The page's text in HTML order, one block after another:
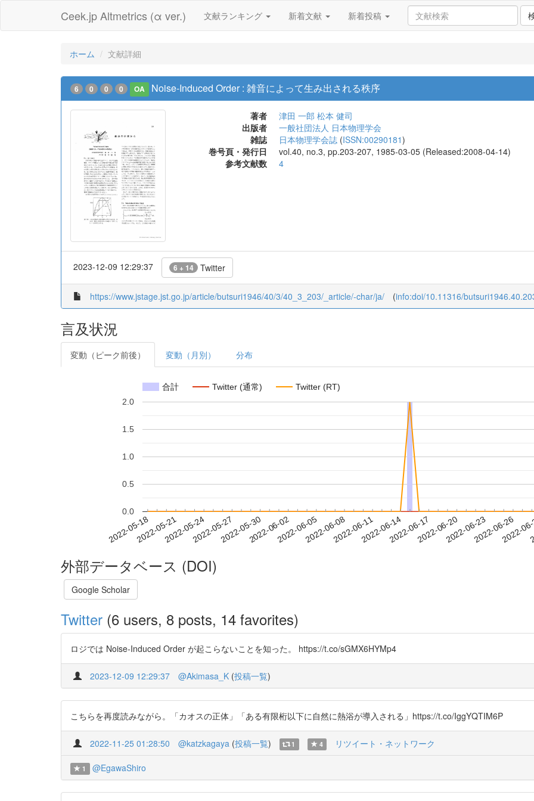
Ceek.jp Altmetrics (α ver.) 文献ランキング 新着文献 新着投稿
ホーム 文献詳細
6 0 0 0 OA Noise-Induced Order : 雑音によって生み出される秩序
著者 津田 一郎 松本 健司
出版者
一般社団法人 日本物理学会
雑誌
日本物理学会誌 (ISSN:00290181)
巻号頁・発行日
vol.40, no.3, pp.203-207, 1985-03-05 (Released:2008-04-14)
参考文献数
4
2023-12-09 12:29:37 6 + 14 Twitter
https://www.jstage.jst.go.jp/article/butsuri1946/40/3/40_3_203/_article/-char/ja/ (info:doi/10.11316/
言及状況
変動（ピーク前後） 変動（月別） 分布
合計 Twitter (通常) Twitter (RT)
2022-05-182022-05-212022-05-242022-05-272022-05-302022-06-022022-06-052022-06-082022-06-112022-06-142022-06-172022-06-202022-06-232022-06-26
2022-
0.0
0.5
1.0
1.5
2.0
外部データベース (DOI)
Google Scholar
Twitter (6 users, 8 posts, 14 favorites)
ロジでは Noise-Induced Order が起こらないことを知った。 https://t.co/sGMX6HYMp4
2023-12-09 12:29:37 @Akimasa_K (投稿一覧)
こちらを再度読みながら。「カオスの正体」「ある有限桁以下に自然に熱浴が導入される」https://t.co/IggYQTIM6P
2022-11-25 01:28:50 @katzkagaya (投稿一覧) 1 4 リツイート・ネットワーク
1 @EgawaShiro